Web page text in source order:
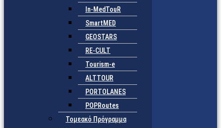
In-MedTouR
SmartMED
GEOSTARS
RE-CULT
Tourism-e
ALTTOUR
PORTOLANES
POPRoutes
Τομεακό Πρόγραμμα